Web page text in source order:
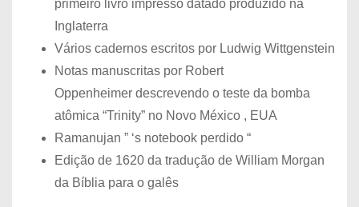
primeiro livro impresso datado produzido na
Inglaterra
Vários cadernos escritos por Ludwig Wittgenstein
Notas manuscritas por Robert
Oppenheimer descrevendo o teste da bomba
atômica “Trinity” no Novo México , EUA
Ramanujan ” ‘s notebook perdido “
Edição de 1620 da tradução de William Morgan
da Bíblia para o galês